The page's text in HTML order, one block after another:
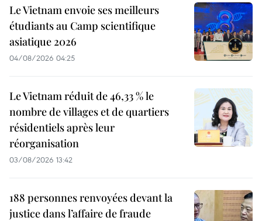
Le Vietnam envoie ses meilleurs
étudiants au Camp scientifique
asiatique 2026
04/08/2026 04:25
Le Vietnam réduit de 46,33 % le
nombre de villages et de quartiers
résidentiels après leur
réorganisation
03/08/2026 13:42
188 personnes renvoyées devant la
justice dans l’affaire de fraude